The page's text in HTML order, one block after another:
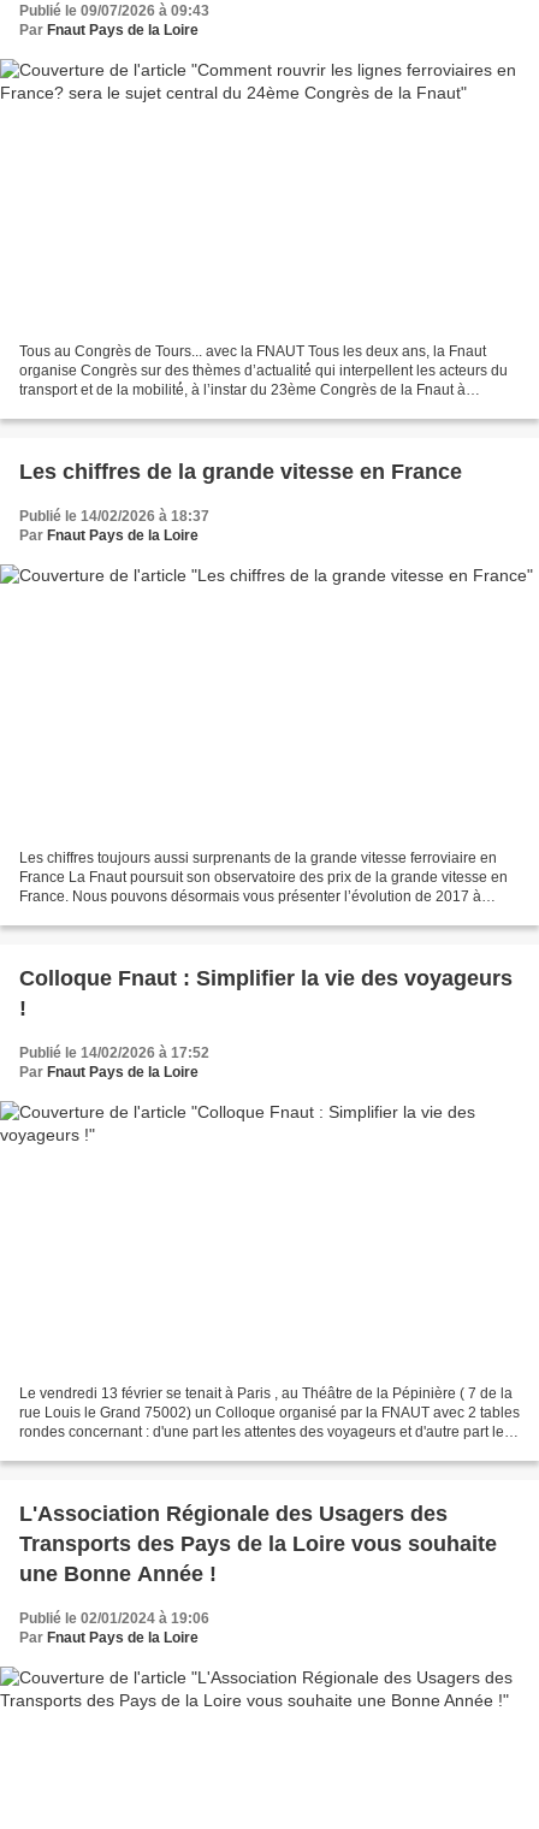
Publié le 09/07/2026 à 09:43
Par Fnaut Pays de la Loire
Tous au Congrès de Tours... avec la FNAUT Tous les deux ans, la Fnaut
organise Congrès sur des thèmes d’actualité́ qui interpellent les acteurs du
transport et de la mobilité́, à l’instar du 23ème Congrès de la Fnaut à
Les chiffres de la grande vitesse en France
Publié le 14/02/2026 à 18:37
Par Fnaut Pays de la Loire
Les chiffres toujours aussi surprenants de la grande vitesse ferroviaire en
France La Fnaut poursuit son observatoire des prix de la grande vitesse en
France. Nous pouvons désormais vous présenter l’évolution de 2017 à
Colloque Fnaut : Simplifier la vie des voyageurs
!
Publié le 14/02/2026 à 17:52
Par Fnaut Pays de la Loire
Le vendredi 13 février se tenait à Paris , au Théâtre de la Pépinière ( 7 de la
rue Louis le Grand 75002) un Colloque organisé par la FNAUT avec 2 tables
rondes concernant : d'une part les attentes des voyageurs et d'autre part les
L'Association Régionale des Usagers des
Transports des Pays de la Loire vous souhaite
une Bonne Année !
Publié le 02/01/2024 à 19:06
Par Fnaut Pays de la Loire